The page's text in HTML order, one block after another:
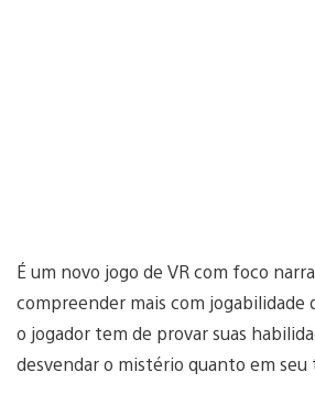
É um novo jogo de VR com foco
compreender mais com jogabilidade
o jogador tem de provar suas
desvendar o mistério quanto em seu